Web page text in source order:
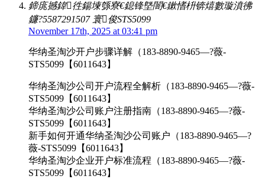
鍗庣撼鍏徃鍚堜綔寮€鎴锋墍闇€鏉愭枡锛熺數璇濆彿
鐮?5587291507 寰俊STS5099
November 17th, 2025 at 03:41 pm
华纳圣淘沙开户步骤详解（183-8890-9465—?薇-
STS5099【6011643】
华纳圣淘沙公司开户流程全解析（183-8890-9465—?薇-
STS5099【6011643】
华纳圣淘沙公司账户注册指南（183-8890-9465—?薇-
STS5099【6011643】
新手如何开通华纳圣淘沙公司账户（183-8890-9465—?
薇-STS5099【6011643】
华纳圣淘沙企业开户标准流程（183-8890-9465—?薇-
STS5099【6011643】